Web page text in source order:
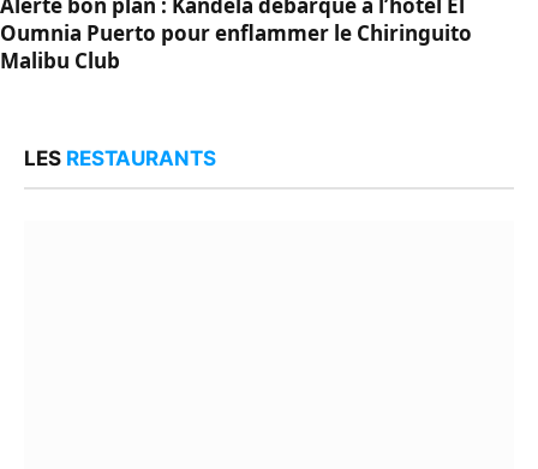
Alerte bon plan : Kandela débarque à l’hôtel El
Oumnia Puerto pour enflammer le Chiringuito
Malibu Club
LES RESTAURANTS